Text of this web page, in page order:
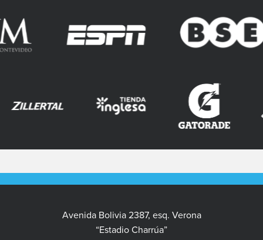
Avenida Bolivia 2387, esq. Verona
“Estadio Charrúa”